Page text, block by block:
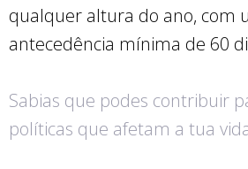
qualquer altura do ano, com
antecedência mínima de 60
Sabias que podes contribuir
políticas que afetam a tua